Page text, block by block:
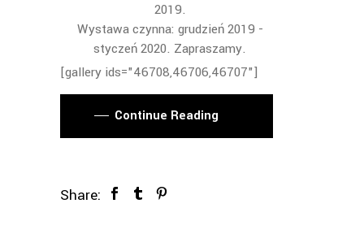
2019.
Wystawa czynna: grudzień 2019 -
styczeń 2020. Zapraszamy.
[gallery ids="46708,46706,46707"]
Continue Reading
Share: